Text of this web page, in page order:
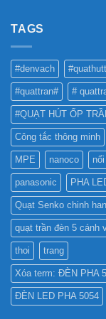
TAGS
#denvach
#quattran# #
#QUẠT HÚT ỐP
Công tắc thông minh
MPE nanoco
panasonic PHA
Quạt Senko chinh
quạt trần đèn 5 cánh
thoi trang
Xóa term: ĐÈN PHA
ĐÈN LED PHA 5054